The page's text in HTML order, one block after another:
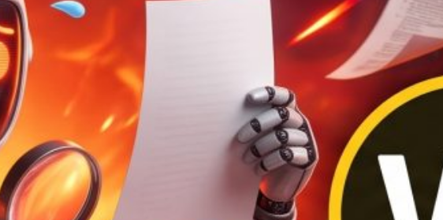
Categories
AWS
Ciberseguridad: Hacking, Defensa y
Nuevos Retos Tecnológicos(2)
Inteligencia Artificial: Desarrollo y Retos
(21)